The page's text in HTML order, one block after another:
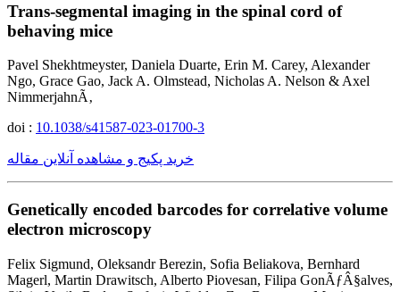
Trans-segmental imaging in the spinal cord of
behaving mice
Pavel Shekhtmeyster, Daniela Duarte, Erin M. Carey, Alexander
Ngo, Grace Gao, Jack A. Olmstead, Nicholas A. Nelson & Axel
NimmerjahnÃ‚
doi : 10.1038/s41587-023-01700-3
خرید پکیج و مشاهده آنلاین مقاله
Genetically encoded barcodes for correlative volume
electron microscopy
Felix Sigmund, Oleksandr Berezin, Sofia Beliakova, Bernhard
Magerl, Martin Drawitsch, Alberto Piovesan, Filipa GonÃƒÂ§alves,